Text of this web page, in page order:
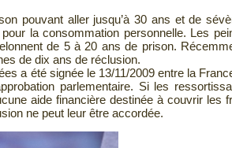
pouvant aller jusqu’à 30 ans et de
la consommation personnelle. Les
de 5 à 20 ans de prison.
de dix ans de réclusion.
a été signée le 13/11/2009 entre la
parlementaire. Si les
aide financière destinée à couvrir les
ne peut leur être accordée.